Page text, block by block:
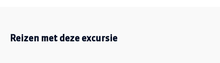
Reizen met deze excursie